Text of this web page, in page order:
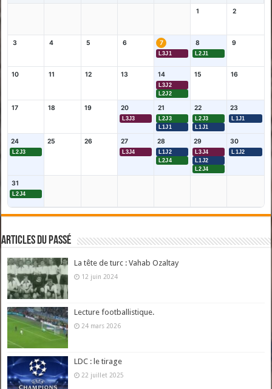
1 2
3 4 5 6 7
L3J1
8
L2J1
9
10 11 12 13 14
L3J2
L2J2
15 16
17 18 19 20
L3J3
21
L2J3
L1J1
22
L2J3
L1J1
23
L1J1
24
L2J3
25 26 27
L3J4
28
L1J2
L2J4
29
L3J4
L1J2
L2J4
30
L1J2
31
L2J4
Articles du passé
La tête de turc : Vahab Ozaltay
12 juin 2024
Lecture footballistique.
24 mars 2026
LDC : le tirage
22 juillet 2025